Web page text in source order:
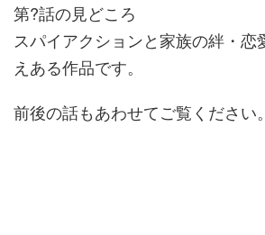
第?話の見どころ
スパイアクションと家族の絆・恋
えある作品です。
前後の話もあわせてご覧ください。